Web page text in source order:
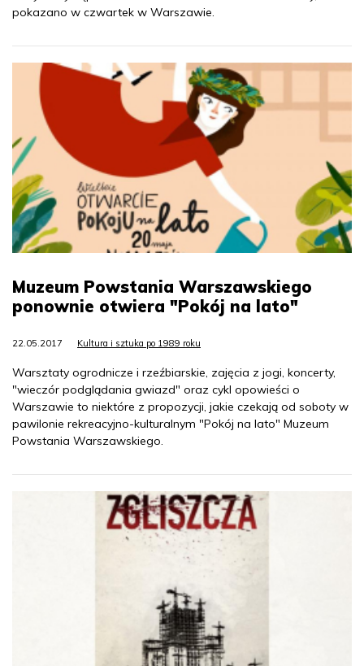
pokazano w czwartek w Warszawie.
Muzeum Powstania Warszawskiego
ponownie otwiera "Pokój na lato"
22.05.2017 Kultura i sztuka po 1989 roku
Warsztaty ogrodnicze i rzeźbiarskie, zajęcia z jogi, koncerty,
"wieczór podglądania gwiazd" oraz cykl opowieści o
Warszawie to niektóre z propozycji, jakie czekają od soboty w
pawilonie rekreacyjno-kulturalnym "Pokój na lato" Muzeum
Powstania Warszawskiego.